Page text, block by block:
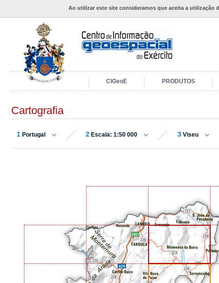
Ao utilizar este site consideramos que aceita a utilização
CIGeoE PRODUTOS
Cartografia
1 Portugal 2 Escala: 1:50 000 3 Viseu